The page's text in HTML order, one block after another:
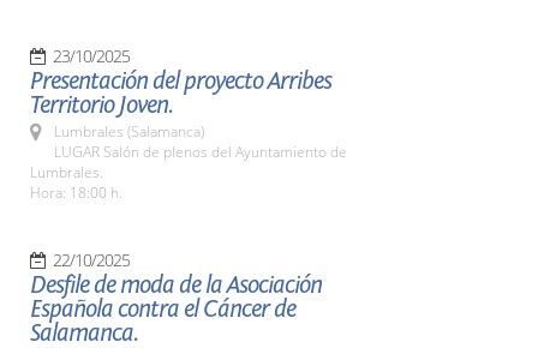
23/10/2025
Presentación del proyecto Arribes
Territorio Joven.
Lumbrales (Salamanca)
LUGAR Salón de plenos del Ayuntamiento de
Lumbrales.
Hora: 18:00 h.
22/10/2025
Desfile de moda de la Asociación
Española contra el Cáncer de
Salamanca.